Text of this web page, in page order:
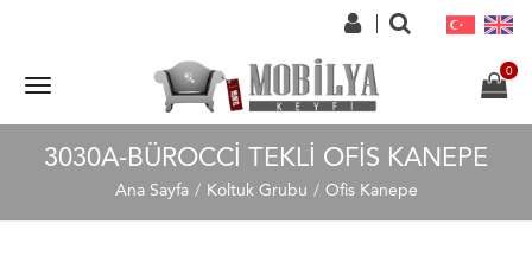
3030A-BÜROCCI TEKLI OFIS KANEPE
Ana Sayfa Koltuk Grubu Ofis Kanepe